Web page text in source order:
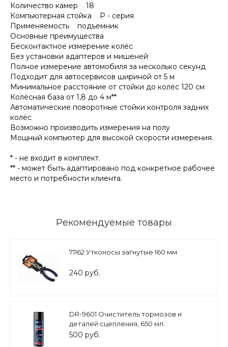
Количество камер 18
Компьютерная стойка P - серия
Применяемость подъемник
Основные преимущества
Бесконтактное измерение колёс
Без установки адаптеров и мишеней
Полное измерение автомобиля за несколько секунд
Подходит для автосервисов шириной от 5 м
Минимальное расстояние от стойки до колёс 120 см
Колёсная база от 1,8 до 4 м**
Автоматические поворотные стойки контроля задних
колёс
Возможно производить измерения на полу
Мощный компьютер для высокой скорости измерения.
* - не входит в комплект.
** - может быть адаптировано под конкретное рабочее
место и потребности клиента.
Рекомендуемые товары
71162 Утконосы загнутые 160 мм
240 руб.
DR-9601 Очиститель тормозов и
деталей сцепления, 650 мл.
500 руб.